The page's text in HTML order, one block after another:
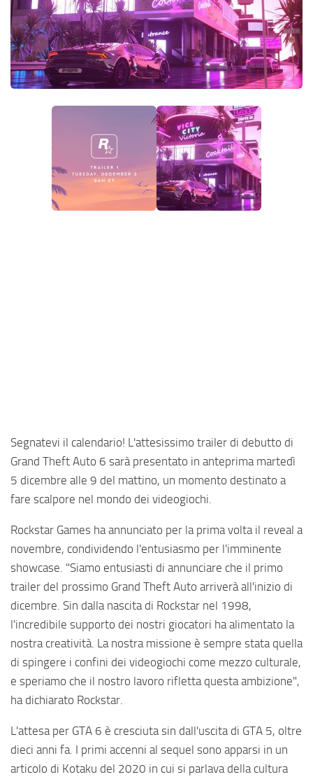
EN
DE
FR
PT
Segnatevi il calendario! L'attesissimo trailer di debutto di
Grand Theft Auto 6 sarà presentato in anteprima martedì
5 dicembre alle 9 del mattino, un momento destinato a
fare scalpore nel mondo dei videogiochi.
Rockstar Games ha annunciato per la prima volta il reveal a
novembre, condividendo l'entusiasmo per l'imminente
showcase. "Siamo entusiasti di annunciare che il primo
trailer del prossimo Grand Theft Auto arriverà all'inizio di
dicembre. Sin dalla nascita di Rockstar nel 1998,
l'incredibile supporto dei nostri giocatori ha alimentato la
nostra creatività. La nostra missione è sempre stata quella
di spingere i confini dei videogiochi come mezzo culturale,
e speriamo che il nostro lavoro rifletta questa ambizione",
ha dichiarato Rockstar.
L'attesa per GTA 6 è cresciuta sin dall'uscita di GTA 5, oltre
dieci anni fa. I primi accenni al sequel sono apparsi in un
articolo di Kotaku del 2020 in cui si parlava della cultura